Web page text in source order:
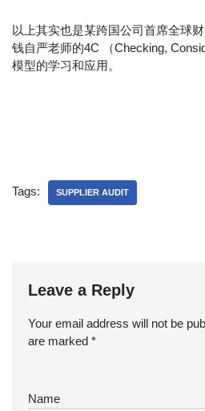
以上其实也是某跨国公司首席全球
钱自严老师的4C （Checking,
模型的学习和应用。
Tags: SUPPLIER AUDIT
Leave a Reply
Your email address will not be
are marked *
Name